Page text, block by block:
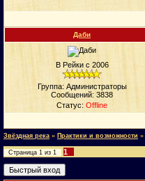
Даби
В Рейки с 2006
Группа: Администраторы
Сообщений: 3838
Статус: Offline
Звёздная река » Практики и возможности »
Страница 1 из 1 1